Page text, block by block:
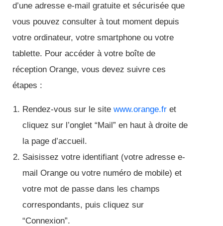
d’une adresse e-mail gratuite et sécurisée que
vous pouvez consulter à tout moment depuis
votre ordinateur, votre smartphone ou votre
tablette. Pour accéder à votre boîte de
réception Orange, vous devez suivre ces
étapes :
Rendez-vous sur le site www.orange.fr et
cliquez sur l’onglet “Mail” en haut à droite de
la page d’accueil.
Saisissez votre identifiant (votre adresse e-
mail Orange ou votre numéro de mobile) et
votre mot de passe dans les champs
correspondants, puis cliquez sur
“Connexion”.